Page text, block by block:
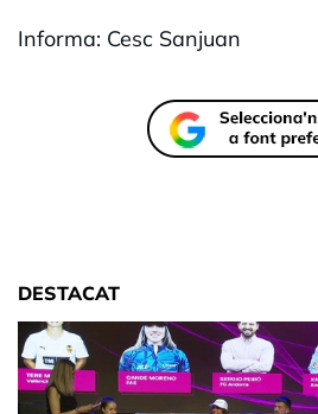
Informa: Cesc Sanjuan
DESTACAT